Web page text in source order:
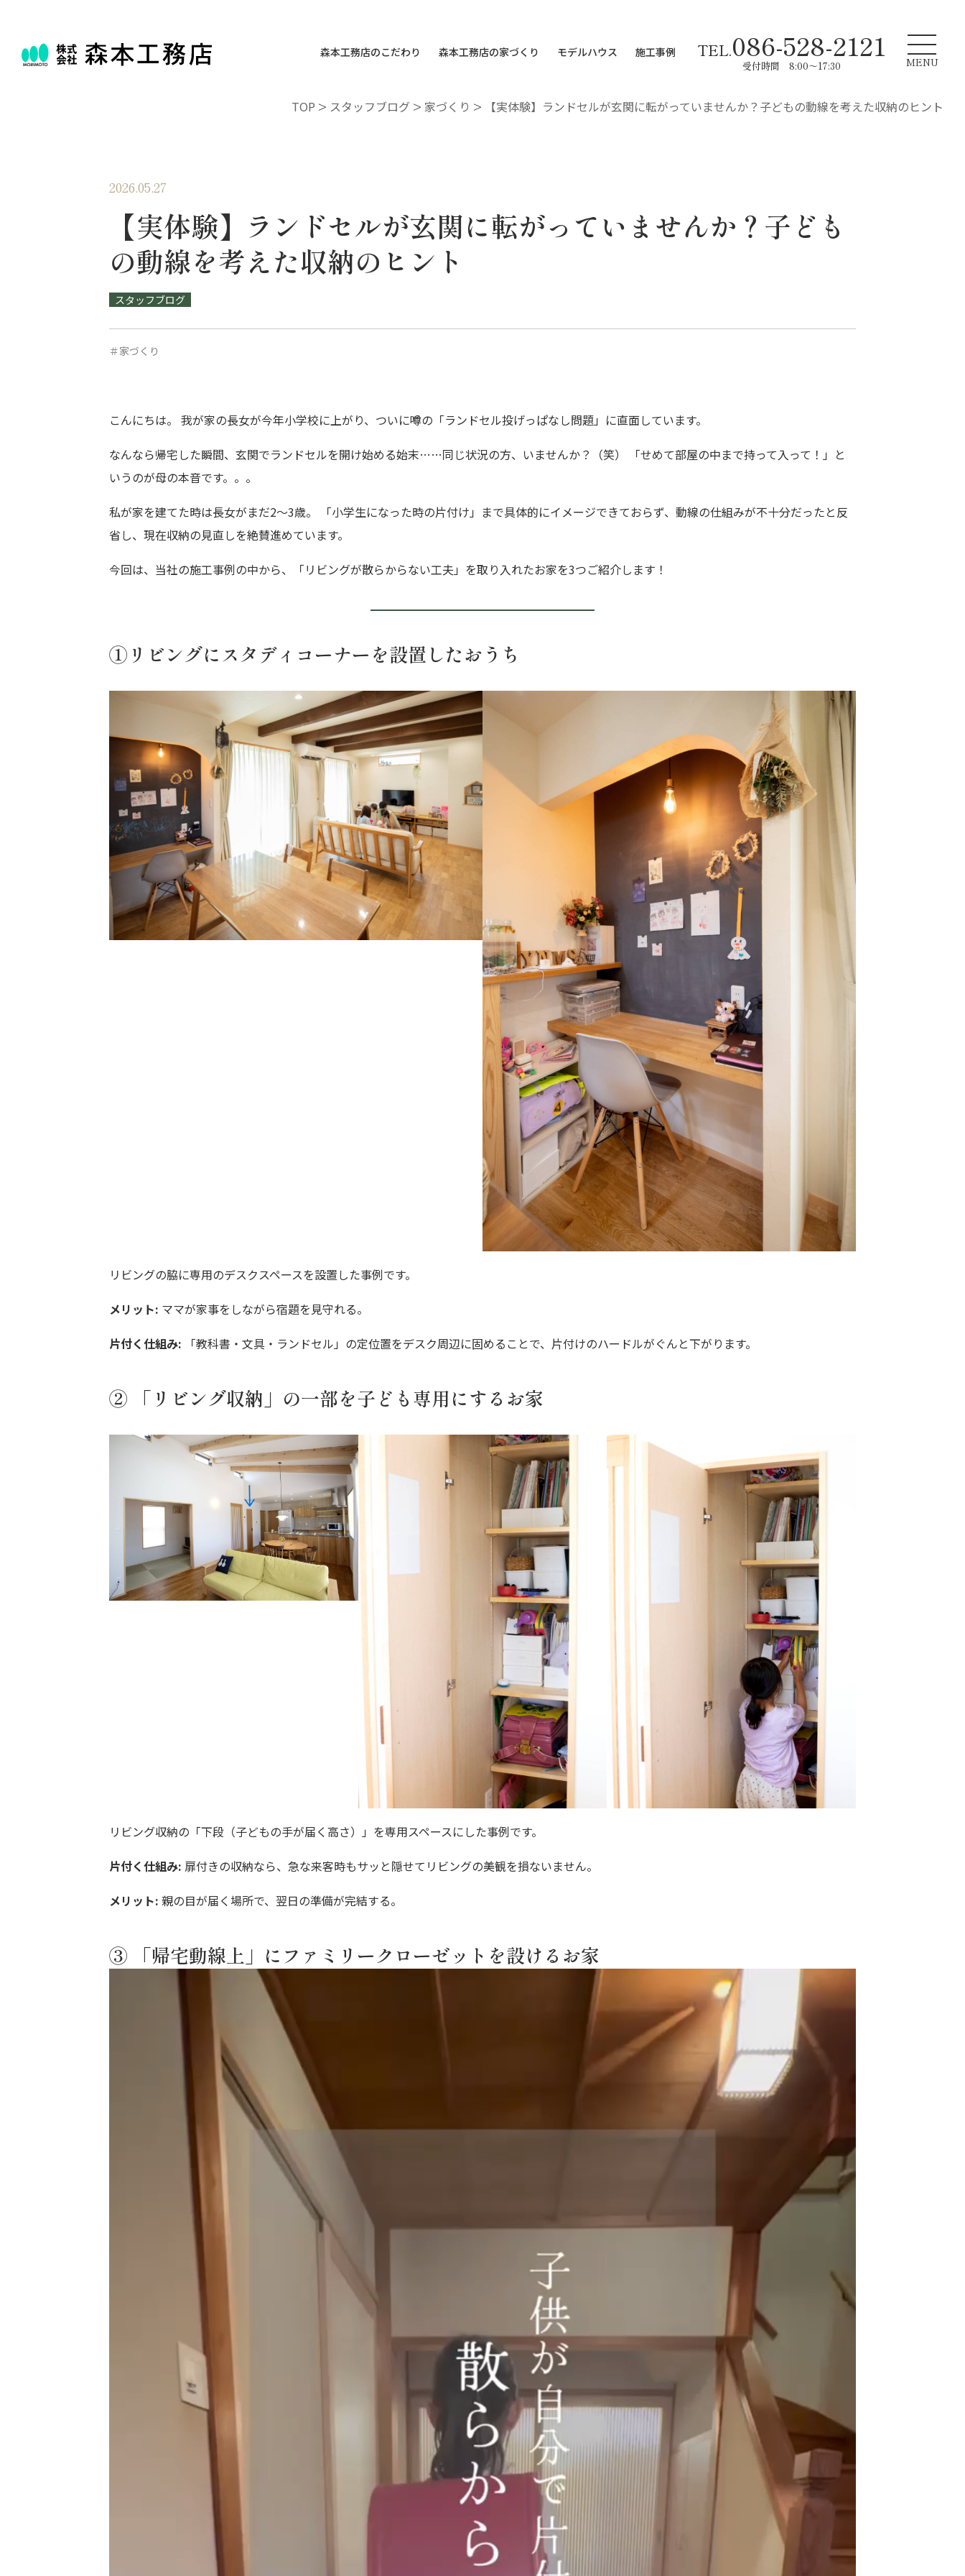
森本工務店のこだわり 森本工務店の家づくり モデルハウス 施工事例 TEL.086-528-2121
受付時間 8:00～17:30 MENU
TOP > スタッフブログ > 家づくり > 【実体験】ランドセルが玄関に転がっていませんか？子どもの動線を考えた収納のヒント
2026.05.27
【実体験】ランドセルが玄関に転がっていませんか？子ども
の動線を考えた収納のヒント
スタッフブログ
＃家づくり
こんにちは。 我が家の長女が今年小学校に上がり、ついに噂の「ランドセル投げっぱなし問題」に直面しています。
なんなら帰宅した瞬間、玄関でランドセルを開け始める始末……同じ状況の方、いませんか？（笑） 「せめて部屋の中まで持って入って！」と
いうのが母の本音です。。。
私が家を建てた時は長女がまだ2～3歳。 「小学生になった時の片付け」まで具体的にイメージできておらず、動線の仕組みが不十分だったと反
省し、現在収納の見直しを絶賛進めています。
今回は、当社の施工事例の中から、「リビングが散らからない工夫」を取り入れたお家を3つご紹介します！
①リビングにスタディコーナーを設置したおうち
リビングの脇に専用のデスクスペースを設置した事例です。
メリット: ママが家事をしながら宿題を見守れる。
片付く仕組み: 「教科書・文具・ランドセル」の定位置をデスク周辺に固めることで、片付けのハードルがぐんと下がります。
② 「リビング収納」の一部を子ども専用にするお家
リビング収納の「下段（子どもの手が届く高さ）」を専用スペースにした事例です。
片付く仕組み: 扉付きの収納なら、急な来客時もサッと隠せてリビングの美観を損ないません。
メリット: 親の目が届く場所で、翌日の準備が完結する。
③ 「帰宅動線上」にファミリークローゼットを設けるお家